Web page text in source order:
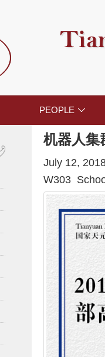
PEOPLE 
机器人集
July 12,
W303